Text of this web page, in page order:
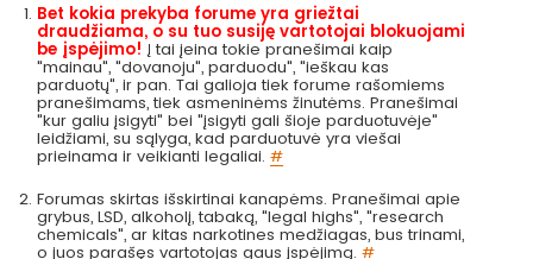
Bet kokia prekyba forume yra griežtai
draudžiama, o su tuo susiję vartotojai blokuojami
be įspėjimo! Į tai įeina tokie pranešimai kaip
"mainau", "dovanoju", parduodu", "ieškau kas
parduotų", ir pan. Tai galioja tiek forume rašomiems
pranešimams, tiek asmeninėms žinutėms. Pranešimai
"kur galiu įsigyti" bei "įsigyti gali šioje parduotuvėje"
leidžiami, su sąlyga, kad parduotuvė yra viešai
prieinama ir veikianti legaliai.#
Forumas skirtas išskirtinai kanapėms. Pranešimai apie
grybus, LSD, alkoholį, tabaką, "legal highs", "research
chemicals", ar kitas narkotines medžiagas, bus trinami,
o juos parašęs vartotojas gaus įspėjimą.#